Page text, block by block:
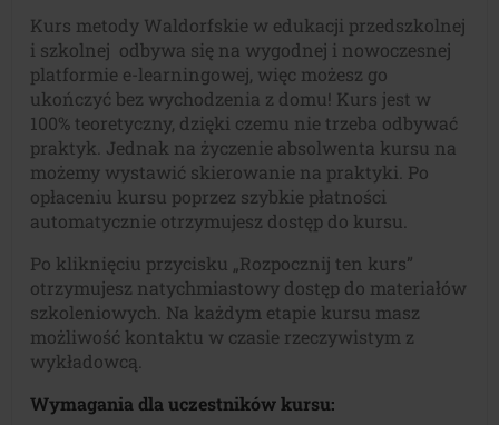
Kurs metody Waldorfskie w edukacji przedszkolnej
i szkolnej odbywa się na wygodnej i nowoczesnej
platformie e-learningowej, więc możesz go
ukończyć bez wychodzenia z domu! Kurs jest w
100% teoretyczny, dzięki czemu nie trzeba odbywać
praktyk. Jednak na życzenie absolwenta kursu na
możemy wystawić skierowanie na praktyki. Po
opłaceniu kursu poprzez szybkie płatności
automatycznie otrzymujesz dostęp do kursu.
Po kliknięciu przycisku „Rozpocznij ten kurs”
otrzymujesz natychmiastowy dostęp do materiałów
szkoleniowych. Na każdym etapie kursu masz
możliwość kontaktu w czasie rzeczywistym z
wykładowcą.
Wymagania dla uczestników kursu: